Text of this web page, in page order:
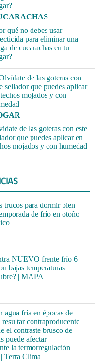
qué no debes usar
para eliminar una
de cucarachas en tu
de las goteras con este
que puedes aplicar en
mojados y con humedad
trucos para dormir bien
de frío en otoño
NUEVO frente frío 6
bajas temperaturas
| MAPA
agua fría en épocas de
resultar contraproducente
el contraste brusco de
puede afectar
la termorregulación
Terra Clima